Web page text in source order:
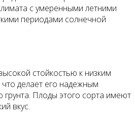
с умеренными летними
периодами солнечной
стойкостью к низким
делает его надежным
Плоды этого сорта имеют
вкус.